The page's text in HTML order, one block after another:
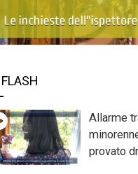
Allarme
provato